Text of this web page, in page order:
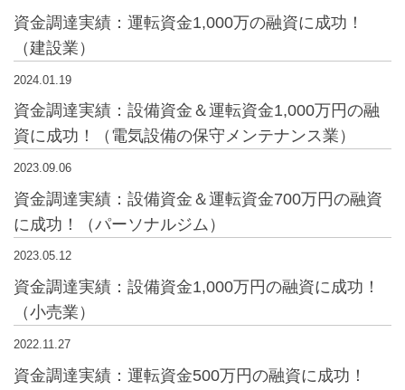
資金調達実績：運転資金1,000万の融資に成功！
（建設業）
2024.01.19
資金調達実績：設備資金＆運転資金1,000万円の融
資に成功！（電気設備の保守メンテナンス業）
2023.09.06
資金調達実績：設備資金＆運転資金700万円の融資
に成功！（パーソナルジム）
2023.05.12
資金調達実績：設備資金1,000万円の融資に成功！
（小売業）
2022.11.27
資金調達実績：運転資金500万円の融資に成功！